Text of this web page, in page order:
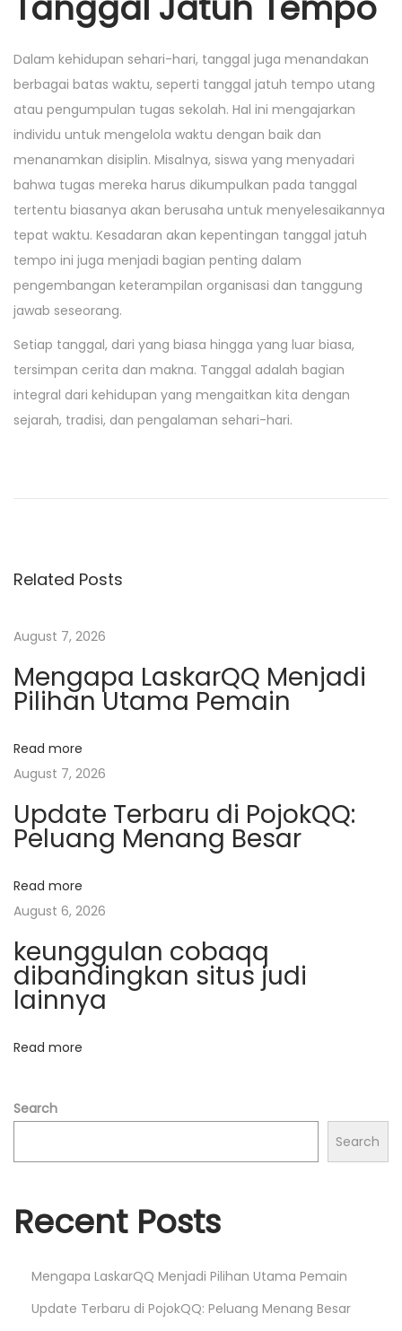
Dalam kehidupan sehari-hari, tanggal juga menandakan
berbagai batas waktu, seperti tanggal jatuh tempo utang
atau pengumpulan tugas sekolah. Hal ini mengajarkan
individu untuk mengelola waktu dengan baik dan
menanamkan disiplin. Misalnya, siswa yang menyadari
bahwa tugas mereka harus dikumpulkan pada tanggal
tertentu biasanya akan berusaha untuk menyelesaikannya
tepat waktu. Kesadaran akan kepentingan tanggal jatuh
tempo ini juga menjadi bagian penting dalam
pengembangan keterampilan organisasi dan tanggung
jawab seseorang.
Setiap tanggal, dari yang biasa hingga yang luar biasa,
tersimpan cerita dan makna. Tanggal adalah bagian
integral dari kehidupan yang mengaitkan kita dengan
sejarah, tradisi, dan pengalaman sehari-hari.
s
n
a
v
i
g
a
t
i
o
n
o
s
o
s
:
k
i
k
s
a
n
g
t
r
b
i
k
u
t
k
a
Related Posts
August 7, 2026
Mengapa LaskarQQ Menjadi
Pilihan Utama Pemain
Read more
August 7, 2026
Update Terbaru di PojokQQ:
Peluang Menang Besar
Read more
August 6, 2026
keunggulan cobaqq
dibandingkan situs judi
lainnya
Read more
Search
Search
Recent Posts
Mengapa LaskarQQ Menjadi Pilihan Utama Pemain
Update Terbaru di PojokQQ: Peluang Menang Besar